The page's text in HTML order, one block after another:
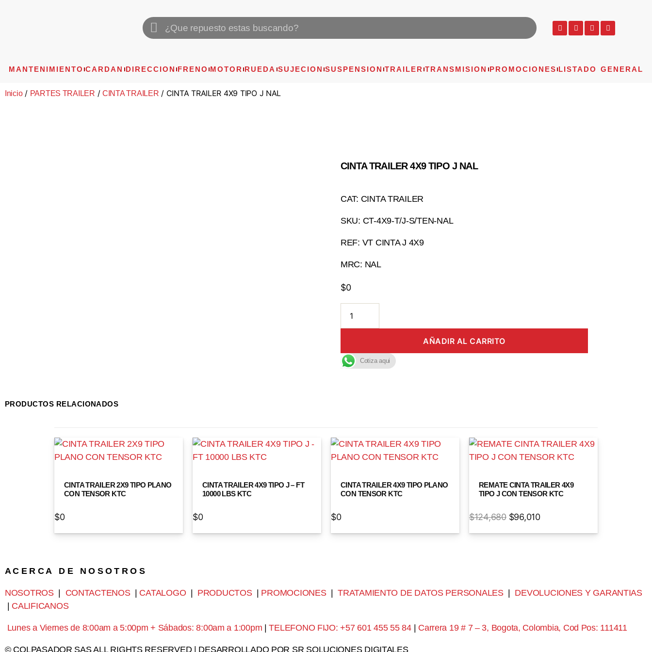
MANTENIMIENTO CARDAN DIRECCION FRENO MOTOR RUEDA SUJECION SUSPENSION TRAILER TRANSMISION PROMOCIONES LISTADO GENERAL
Inicio/ PARTES TRAILER /CINTA TRAILER / CINTA TRAILER 4X9 TIPO J NAL
CINTA TRAILER 4X9 TIPO J NAL
CAT: CINTA TRAILER
SKU: CT-4X9-T/J-S/TEN-NAL
REF: VT CINTA J 4X9
MRC: NAL
$0
AÑADIR AL CARRITO
Cotiza aqui
PRODUCTOS RELACIONADOS
CINTA TRAILER 2X9 TIPO PLANO
CON TENSOR KTC
$0
CINTA TRAILER 4X9 TIPO J – FT
10000 LBS KTC
$0
CINTA TRAILER 4X9 TIPO PLANO
CON TENSOR KTC
$0
REMATE CINTA TRAILER 4X9
TIPO J CON TENSOR KTC
$124,680 $96,010
A C E R C A D E N O S O T R O S
NOSOTROS| CONTACTENOS| CATALOGO PRODUCTOS| PROMOCIONES|TRATAMIENTO DE DATOS PERSONALES| DEVOLUCIONES Y GARANTIAS
CALIFICANOS
Lunes a Viernes de 8:00am a 5:00pm + Sábados: 8:00am a 1:00pm |TELEFONO FIJO: +57 601 455 55 84| Carrera 19 # 7 – 3, Bogota, Colombia, Cod Pos: 111411
© COLPASADOR SAS ALL RIGHTS RESERVED | DESARROLLADO POR SR SOLUCIONES DIGITALES